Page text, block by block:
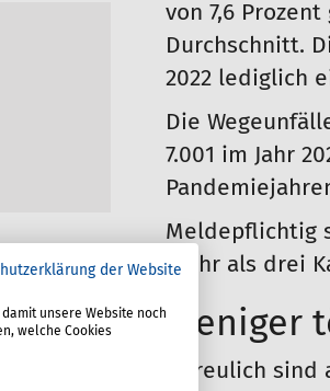
von 7,6
Durchschnitt.
2022 lediglich
Die
7.001 im Jahr
Meldepflichtig
mehr als drei
Weniger
Erfreulich
der Website
unsere Website noch
welche Cookies